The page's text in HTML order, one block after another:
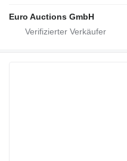
Euro Auctions GmbH